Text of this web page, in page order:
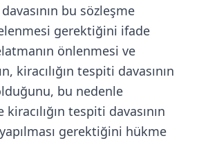
bu sözleşme
gerektiğini ifade
önlenmesi ve
kiracılığın tespiti davasının
bu nedenle
tespiti davasının
gerektiğini hükme